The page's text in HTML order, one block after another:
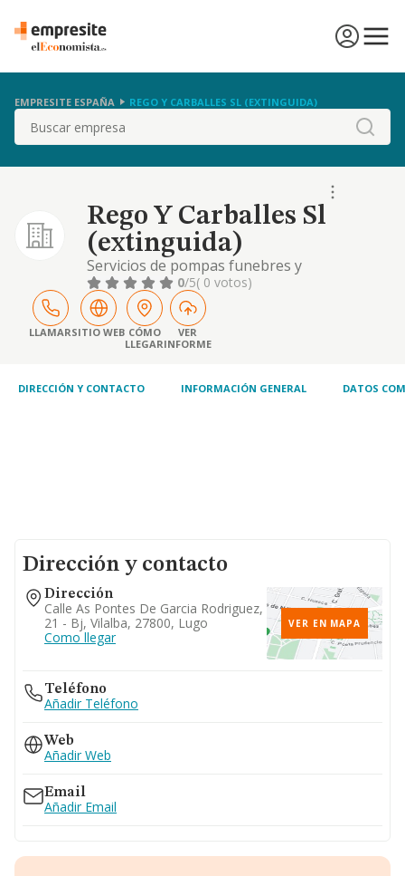
EMPRESITE ESPAÑA REGO Y CARBALLES SL (EXTINGUIDA)
Buscar
Rego Y Carballes Sl
(extinguida)
Servicios de pompas funebres y
enterramientos, el desarrollo de las
actividades inherentes a los servicios de
tanatorio y servicios funerarios,
arrendamiento de salas e instalaciones para
la realizacion de servicios fune
0/5( 0 votos)
LLAMARSITIO WEB CÓMO
LLEGAR
VER
INFORME
DIRECCIÓN Y CONTACTO INFORMACIÓN GENERAL DATOS
Dirección y contacto
Dirección
Calle As Pontes De Garcia Rodriguez,
21 - Bj, Vilalba, 27800, Lugo
Como llegar
VER EN MAPA
Teléfono
Añadir Teléfono
Web
Añadir Web
Email
Añadir Email